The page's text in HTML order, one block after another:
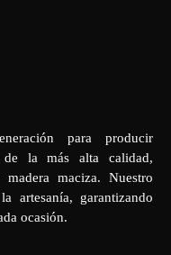
para producir
de la más alta calidad,
maciza. Nuestro
artesanía, garantizando
ocasión.